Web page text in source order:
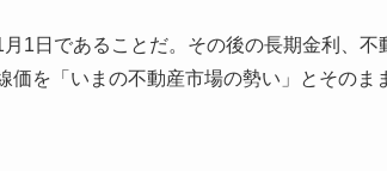
1日であることだ。その後の長期金利、不
価を「いまの不動産市場の勢い」とそのま